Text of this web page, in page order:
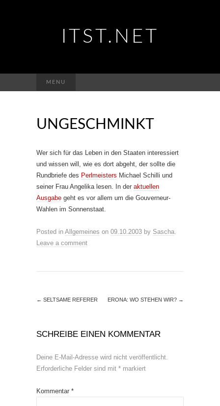
ITST.NET
MENU
nach:
UNGESCHMINKT
Wer sich für das Leben in den Staaten interessiert
und wissen will, wie es dort abgeht, der sollte die
Rundbriefe des Perlmeisters Michael Schilli und
seiner Frau Angelika lesen. In der aktuellen
Ausgabe geht es vor allem um die Gouverneur-
Wahlen im Sonnenstaat.
Posted in Allgemeines on 09.10.2003 by Sascha.
Leave a comment
← SELTSAME REFERER ERONA: WO STEHEN WIR? →
SCHREIBE EINEN KOMMENTAR
Deine E-Mail-Adresse wird nicht veröffentlicht.
Erforderliche Felder sind mit * markiert
Kommentar *